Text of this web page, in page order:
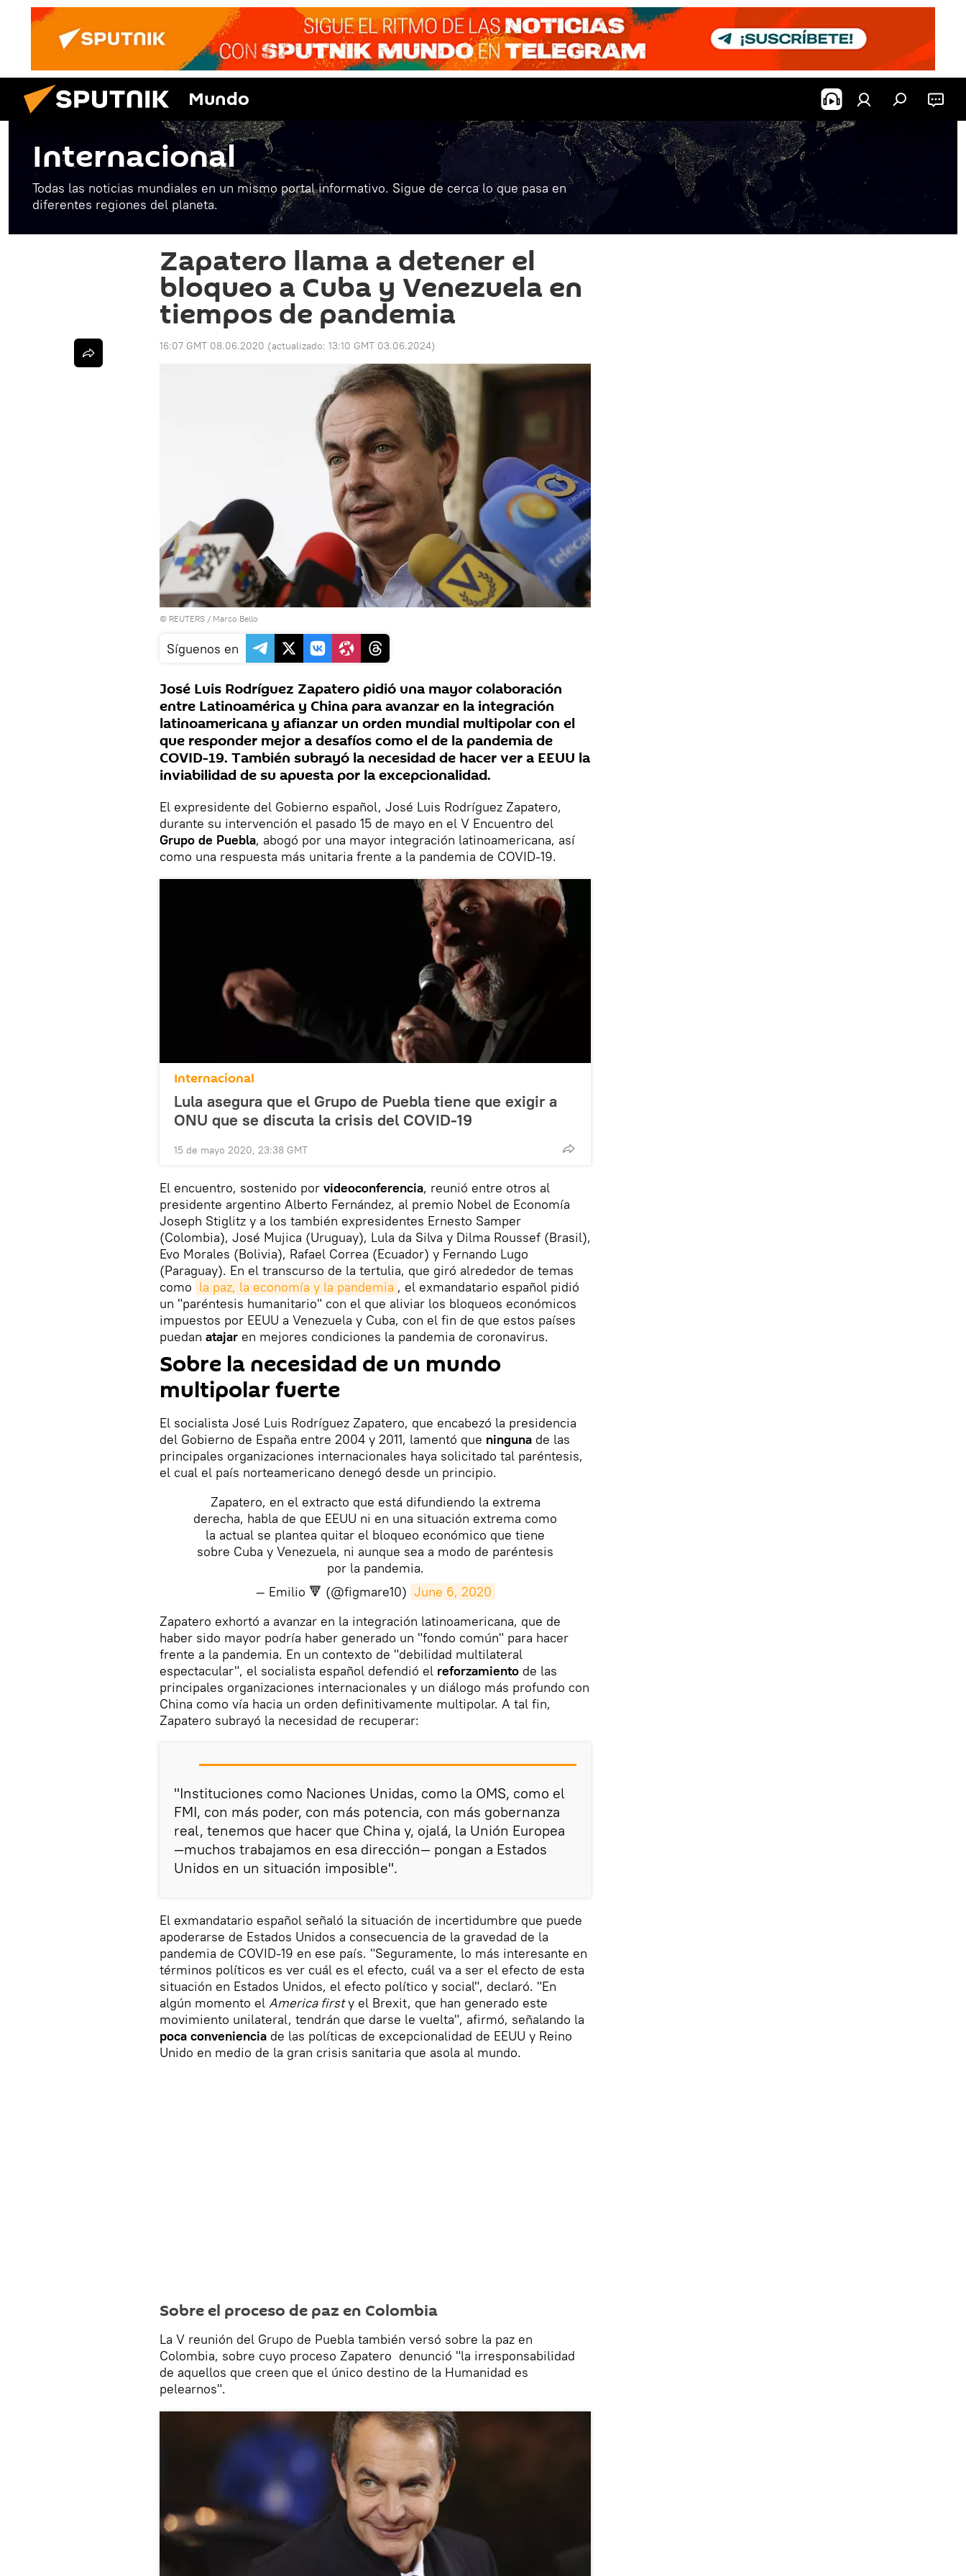
Mundo
Internacional
Todas las noticias mundiales en un mismo portal informativo. Sigue de cerca lo que pasa en
diferentes regiones del planeta.
Zapatero llama a detener el
bloqueo a Cuba y Venezuela en
tiempos de pandemia
16:07 GMT 08.06.2020 (actualizado: 13:10 GMT 03.06.2024)
© REUTERS / Marco Bello
Síguenos en
José Luis Rodríguez Zapatero pidió una mayor colaboración
entre Latinoamérica y China para avanzar en la integración
latinoamericana y afianzar un orden mundial multipolar con el
que responder mejor a desafíos como el de la pandemia de
COVID-19. También subrayó la necesidad de hacer ver a EEUU la
inviabilidad de su apuesta por la excepcionalidad.
El expresidente del Gobierno español, José Luis Rodríguez Zapatero,
durante su intervención el pasado 15 de mayo en el V Encuentro del
Grupo de Puebla, abogó por una mayor integración latinoamericana, así
como una respuesta más unitaria frente a la pandemia de COVID-19.
Internacional
Lula asegura que el Grupo de Puebla tiene que exigir a
ONU que se discuta la crisis del COVID-19
15 de mayo 2020, 23:38 GMT
El encuentro, sostenido por videoconferencia, reunió entre otros al
presidente argentino Alberto Fernández, al premio Nobel de Economía
Joseph Stiglitz y a los también expresidentes Ernesto Samper
(Colombia), José Mujica (Uruguay), Lula da Silva y Dilma Roussef (Brasil),
Evo Morales (Bolivia), Rafael Correa (Ecuador) y Fernando Lugo
(Paraguay). En el transcurso de la tertulia, que giró alrededor de temas
como la paz, la economía y la pandemia , el exmandatario español pidió
un "paréntesis humanitario" con el que aliviar los bloqueos económicos
impuestos por EEUU a Venezuela y Cuba, con el fin de que estos países
puedan atajar en mejores condiciones la pandemia de coronavirus.
Sobre la necesidad de un mundo
multipolar fuerte
El socialista José Luis Rodríguez Zapatero, que encabezó la presidencia
del Gobierno de España entre 2004 y 2011, lamentó que ninguna de las
principales organizaciones internacionales haya solicitado tal paréntesis,
el cual el país norteamericano denegó desde un principio.
Zapatero, en el extracto que está difundiendo la extrema
derecha, habla de que EEUU ni en una situación extrema como
la actual se plantea quitar el bloqueo económico que tiene
sobre Cuba y Venezuela, ni aunque sea a modo de paréntesis
por la pandemia.
— Emilio 🔻 (@figmare10) June 6, 2020
Zapatero exhortó a avanzar en la integración latinoamericana, que de
haber sido mayor podría haber generado un "fondo común" para hacer
frente a la pandemia. En un contexto de "debilidad multilateral
espectacular", el socialista español defendió el reforzamiento de las
principales organizaciones internacionales y un diálogo más profundo con
China como vía hacia un orden definitivamente multipolar. A tal fin,
Zapatero subrayó la necesidad de recuperar:
"Instituciones como Naciones Unidas, como la OMS, como el
FMI, con más poder, con más potencia, con más gobernanza
real, tenemos que hacer que China y, ojalá, la Unión Europea
―muchos trabajamos en esa dirección― pongan a Estados
Unidos en un situación imposible".
El exmandatario español señaló la situación de incertidumbre que puede
apoderarse de Estados Unidos a consecuencia de la gravedad de la
pandemia de COVID-19 en ese país. "Seguramente, lo más interesante en
términos políticos es ver cuál es el efecto, cuál va a ser el efecto de esta
situación en Estados Unidos, el efecto político y social", declaró. "En
algún momento el America firsty el Brexit, que han generado este
movimiento unilateral, tendrán que darse le vuelta", afirmó, señalando la
poca conveniencia de las políticas de excepcionalidad de EEUU y Reino
Unido en medio de la gran crisis sanitaria que asola al mundo.
Sobre el proceso de paz en Colombia
La V reunión del Grupo de Puebla también versó sobre la paz en
Colombia, sobre cuyo proceso Zapatero denunció "la irresponsabilidad
de aquellos que creen que el único destino de la Humanidad es
pelearnos".